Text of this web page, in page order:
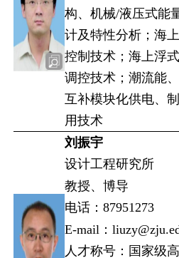
构、机械/液压式能
计及特性分析；海
控制技术；海上浮
调控技术；潮流能
互补模块化供电、
用技术
刘振宇
设计工程研究所
教授、博导
电话：87951273
E-mail：
人才称号：国家级